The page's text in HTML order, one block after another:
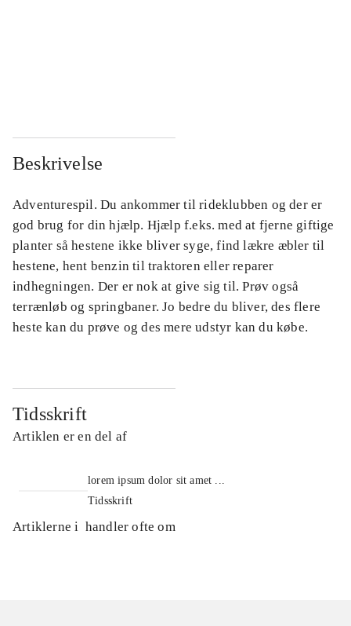
Beskrivelse
Adventurespil. Du ankommer til rideklubben og der er
god brug for din hjælp. Hjælp f.eks. med at fjerne giftige
planter så hestene ikke bliver syge, find lækre æbler til
hestene, hent benzin til traktoren eller reparer
indhegningen. Der er nok at give sig til. Prøv også
terrænløb og springbaner. Jo bedre du bliver, des flere
heste kan du prøve og des mere udstyr kan du købe.
Tidsskrift
Artiklen er en del af
lorem ipsum dolor sit amet ...
Tidsskrift
Artiklerne i handler ofte om